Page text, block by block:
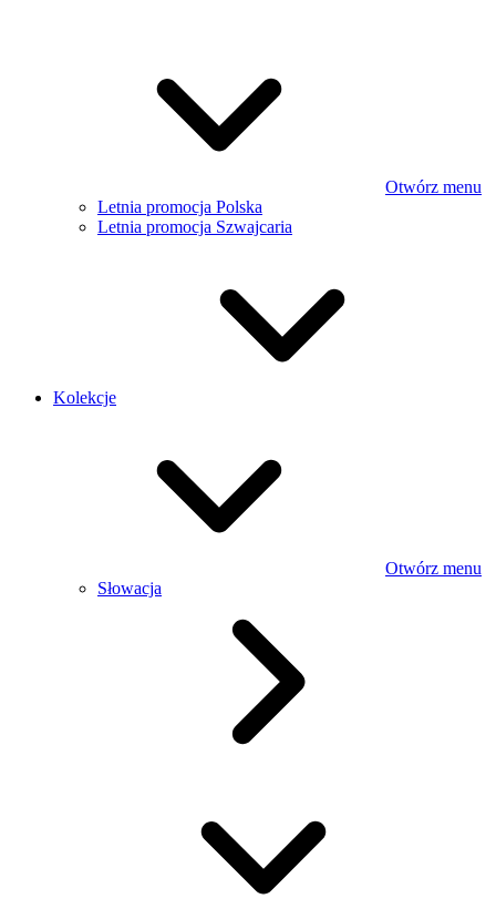
Otwórz menu
Letnia promocja Polska
Letnia promocja Szwajcaria
Kolekcje
Otwórz menu
Słowacja